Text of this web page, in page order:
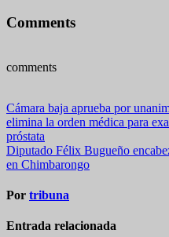
Comments
comments
Navegación
de
entradas
Cámara baja aprueba por
elimina la orden médica para
próstata
Diputado Félix Bugueño
en Chimbarongo
Por tribuna
Entrada relacionada